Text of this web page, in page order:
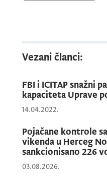
Uprave policije
službenika iz tri
Regionalnog centra
Regionalnog centra
trajao je godinu i tri
2025. do maja 2026.
akademsku nastavu,
samostalna
radova. Posebnu
Vezani članci:
FBI i ICITAP snažni
kapaciteta Uprave
14.04.2022.
Pojačane kontrole
vikenda u Herceg
sankcionisano 226
03.08.2026.